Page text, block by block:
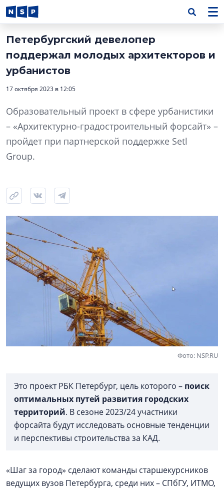
Петербургский девелопер
поддержал молодых архитекторов и
урбанистов
17 октября 2023 в 12:05
Образовательный проект в сфере урбанистики
– «Архитектурно-градостроительный форсайт» –
пройдет при партнерской поддержке Setl
Group.
Фото: NSP.RU
Это проект РБК Петербург, цель которого – поиск
оптимальных путей развития городских
территорий. В сезоне 2023/24 участники
форсайта будут исследовать основные тенденции
и перспективы строительства за КАД.
«Шаг за город» сделают команды старшекурсников
ведущих вузов Петербурга, среди них – СПбГУ, ИТМО,